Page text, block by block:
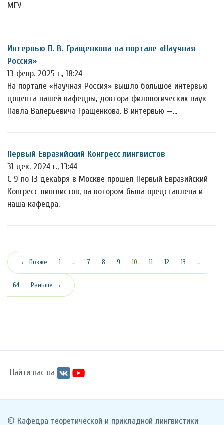
МГУ
Интервью П. В. Гращенкова на портале «Научная
Россия»
13 февр. 2025 г., 18:24
На портале «Научная Россия» вышло большое интервью
доцента нашей кафедры, доктора филологических наук
Павла Валерьевича Гращенкова. В интервью —…
Первый Евразийский Конгресс лингвистов
31 дек. 2024 г., 13:44
С 9 по 13 декабря в Москве прошел Первый Евразийский
Конгресс лингвистов, на котором была представлена и
наша кафедра.
← Позже 1 … 7 8 9 10 (текущая)
11 12 13 …
64 Раньше →
Найти нас на
© Кафедра теоретической и прикладной лингвистики